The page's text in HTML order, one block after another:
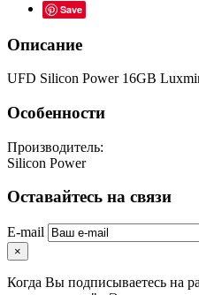
Save
Описание
UFD Silicon Power 16GB
Особенности
Производитель:
Silicon Power
Оставайтесь на связи
E-mail
×
Когда Вы подписываетесь на